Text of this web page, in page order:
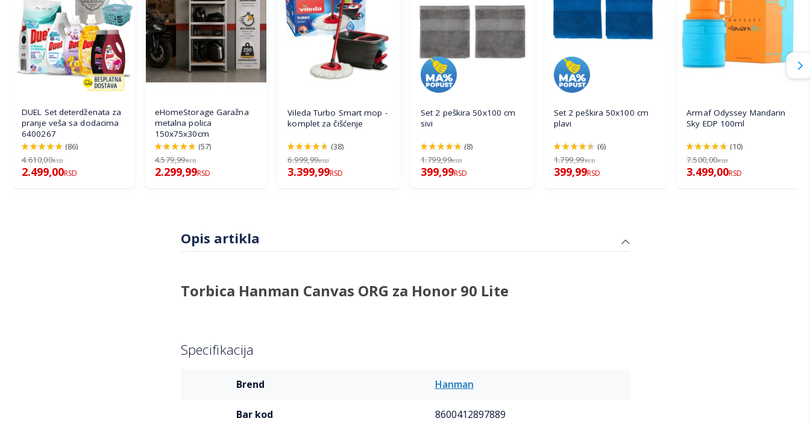
DUEL Set deterdženata za
pranje veša sa dodacima
6400267
98%
(86)
4.610,00RSD
2.499,00RSD
eHomeStorage Garažna
metalna polica
150x75x30cm
96%
(57)
4.579,99RSD
2.299,99RSD
Vileda Turbo Smart mop -
komplet za čišćenje
92%
(38)
6.999,99RSD
3.399,99RSD
Set 2 peškira 50x100 cm
sivi
96%
(8)
1.799,99RSD
399,99RSD
Set 2 peškira 50x100 cm
plavi
90%
(6)
1.799,99RSD
399,99RSD
Armaf Odyssey Mandarin
Sky EDP 100ml
94%
(10)
7.500,00RSD
3.499,00RSD
Opis artikla
Torbica Hanman Canvas ORG za Honor 90 Lite
Specifikacija
brend Hanman
bar kod 8600412897889